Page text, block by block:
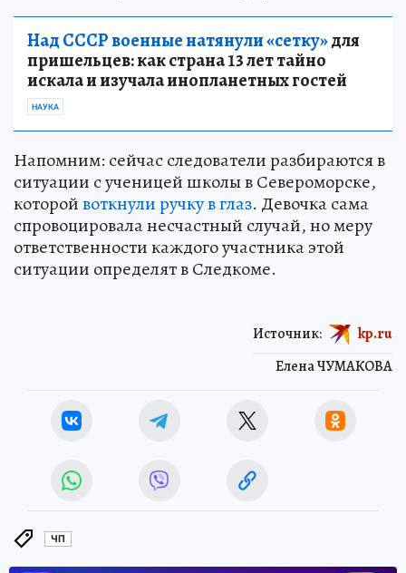
Над СССР военные натянули «сетку»для
пришельцев: как страна 13 лет тайно
искала и изучала инопланетных гостей
НАУКА
Напомним: сейчас следователи разбираются в
ситуации с ученицей школы в Североморске,
которойвоткнули ручку в глаз. Девочка сама
спровоцировала несчастный случай, но меру
ответственности каждого участника этой
ситуации определят в Следкоме.
Елена ЧУМАКОВА
Источник: kp.ru
ЧП